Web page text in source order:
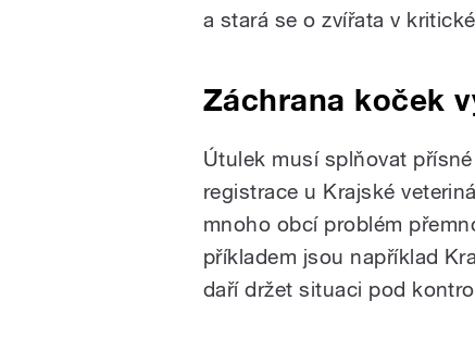
a stará se o zvířata v
Záchrana koček
Útulek musí splňovat
registrace u Krajské
mnoho obcí problém
příkladem jsou například
daří držet situaci pod